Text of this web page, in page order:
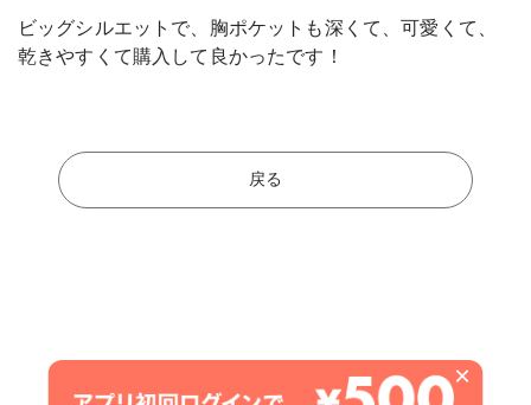
ビッグシルエットで、胸ポケットも深くて、可愛くて、
乾きやすくて購入して良かったです！
戻る
×